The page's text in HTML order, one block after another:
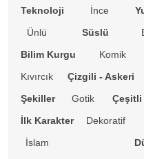
Teknoloji
İnce
Ünlü
Süslü
Bilim Kurgu
Komik
Kıvırcık
Çizgili - Askeri
Şekiller
Gotik Çeşitli
İlk Karakter
Dekoratif
İslam